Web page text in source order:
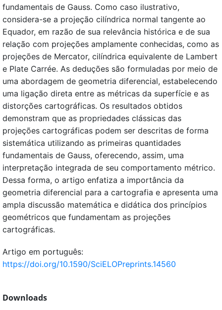
fundamentais de Gauss. Como caso ilustrativo,
considera-se a projeção cilíndrica normal tangente ao
Equador, em razão de sua relevância histórica e de sua
relação com projeções amplamente conhecidas, como as
projeções de Mercator, cilíndrica equivalente de Lambert
e Plate Carrée. As deduções são formuladas por meio de
uma abordagem de geometria diferencial, estabelecendo
uma ligação direta entre as métricas da superfície e as
distorções cartográficas. Os resultados obtidos
demonstram que as propriedades clássicas das
projeções cartográficas podem ser descritas de forma
sistemática utilizando as primeiras quantidades
fundamentais de Gauss, oferecendo, assim, uma
interpretação integrada de seu comportamento métrico.
Dessa forma, o artigo enfatiza a importância da
geometria diferencial para a cartografia e apresenta uma
ampla discussão matemática e didática dos princípios
geométricos que fundamentam as projeções
cartográficas.
Artigo em português:
https://doi.org/10.1590/SciELOPreprints.14560
Downloads